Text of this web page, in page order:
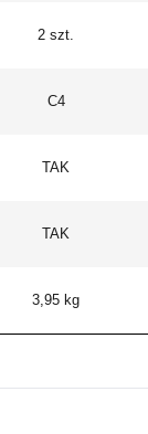
2 szt.
C4
TAK
TAK
3,95 kg